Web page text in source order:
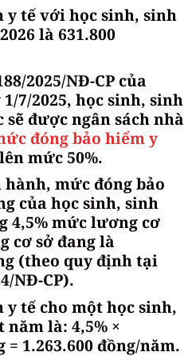
y tế với học sinh, sinh
là 631.800
2025/NĐ-CP của
7/2025, học sinh, sinh
được ngân sách nhà
đóng bảo hiểm y
mức 50%.
mức đóng bảo
của học sinh, sinh
4,5% mức lương cơ
cơ sở đang là
(theo quy định tại
NĐ-CP).
y tế cho một học sinh,
là: 4,5% ×
= 1.263.600 đồng/năm.